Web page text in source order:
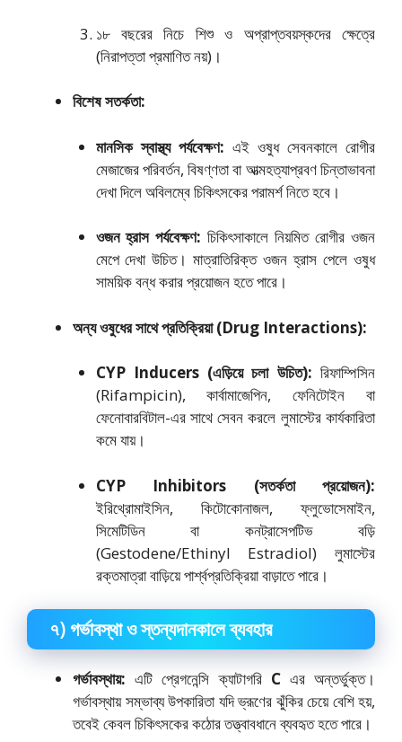
১৮ বছরের নিচে শিশু ও অপ্রাপ্তবয়স্কদের ক্ষেত্রে
(নিরাপত্তা প্রমাণিত নয়)।
বিশেষ সতর্কতা:
মানসিক স্বাস্থ্য পর্যবেক্ষণ: এই ওষুধ সেবনকালে রোগীর
মেজাজের পরিবর্তন, বিষণ্ণতা বা আত্মহত্যাপ্রবণ চিন্তাভাবনা
দেখা দিলে অবিলম্বে চিকিৎসকের পরামর্শ নিতে হবে।
ওজন হ্রাস পর্যবেক্ষণ: চিকিৎসাকালে নিয়মিত রোগীর ওজন
মেপে দেখা উচিত। মাত্রাতিরিক্ত ওজন হ্রাস পেলে ওষুধ
সাময়িক বন্ধ করার প্রয়োজন হতে পারে।
অন্য ওষুধের সাথে প্রতিক্রিয়া (Drug Interactions):
CYP Inducers (এড়িয়ে চলা উচিত): রিফাম্পিসিন
(Rifampicin), কার্বামাজেপিন, ফেনিটোইন বা
ফেনোবারবিটাল-এর সাথে সেবন করলে লুমাস্টের কার্যকারিতা
কমে যায়।
CYP Inhibitors (সতর্কতা প্রয়োজন):
ইরিথ্রোমাইসিন, কিটোকোনাজল, ফ্লুভোসেমাইন,
সিমেটিডিন বা কনট্রাসেপটিভ বড়ি
(Gestodene/Ethinyl Estradiol) লুমাস্টের
রক্তমাত্রা বাড়িয়ে পার্শ্বপ্রতিক্রিয়া বাড়াতে পারে।
৭) গর্ভাবস্থা ও স্তন্যদানকালে ব্যবহার
গর্ভাবস্থায়: এটি প্রেগনেন্সি ক্যাটাগরি Cএর অন্তর্ভুক্ত।
গর্ভাবস্থায় সম্ভাব্য উপকারিতা যদি ভ্রূণের ঝুঁকির চেয়ে বেশি হয়,
তবেই কেবল চিকিৎসকের কঠোর তত্ত্বাবধানে ব্যবহৃত হতে পারে।